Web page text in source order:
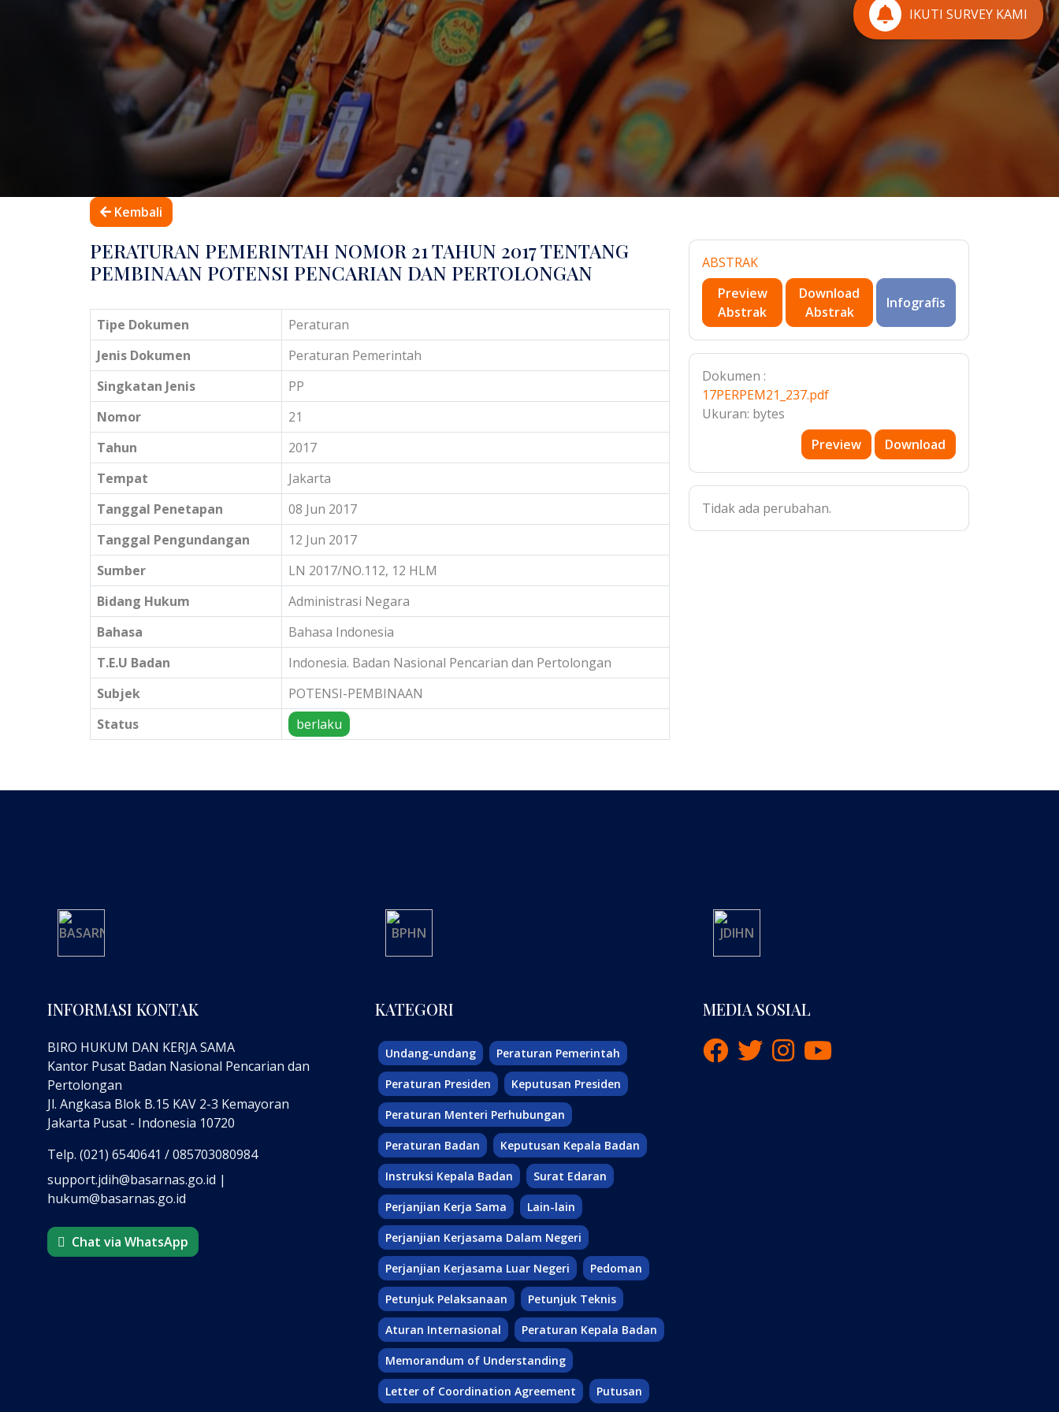
Kembali
PERATURAN PEMERINTAH NOMOR 21 TAHUN 2017 TENTANG
PEMBINAAN POTENSI PENCARIAN DAN PERTOLONGAN
Tipe Dokumen
Peraturan
Jenis Dokumen
Peraturan Pemerintah
Singkatan Jenis
PP
Nomor
21
Tahun
2017
Tempat
Jakarta
Tanggal Penetapan
08 Jun 2017
Tanggal Pengundangan
12 Jun 2017
Sumber
LN 2017/NO.112, 12 HLM
Bidang Hukum
Administrasi Negara
Bahasa
Bahasa Indonesia
T.E.U Badan
Indonesia. Badan Nasional Pencarian dan Pertolongan
Subjek
POTENSI-PEMBINAAN
Status
berlaku
ABSTRAK
Preview
Abstrak
Download
Abstrak
Infografis
Dokumen :
17PERPEM21_237.pdf
Ukuran: bytes
Preview
Download
Tidak ada perubahan.
INFORMASI KONTAK
BIRO HUKUM DAN KERJA SAMA
Kantor Pusat Badan Nasional Pencarian dan
Pertolongan
Jl. Angkasa Blok B.15 KAV 2-3 Kemayoran
Jakarta Pusat - Indonesia 10720
Telp. (021) 6540641 / 085703080984
support.jdih@basarnas.go.id |
hukum@basarnas.go.id
Chat via WhatsApp
KATEGORI
Undang-undang Peraturan Pemerintah
Peraturan Presiden Keputusan Presiden
Peraturan Menteri Perhubungan
Peraturan Badan Keputusan Kepala Badan
Instruksi Kepala Badan Surat Edaran
Perjanjian Kerja Sama Lain-lain
Perjanjian Kerjasama Dalam Negeri
Perjanjian Kerjasama Luar Negeri Pedoman
Petunjuk Pelaksanaan Petunjuk Teknis
Aturan Internasional Peraturan Kepala Badan
Memorandum of Understanding
Letter of Coordination Agreement Putusan
MEDIA SOSIAL
IKUTI SURVEY KAMI